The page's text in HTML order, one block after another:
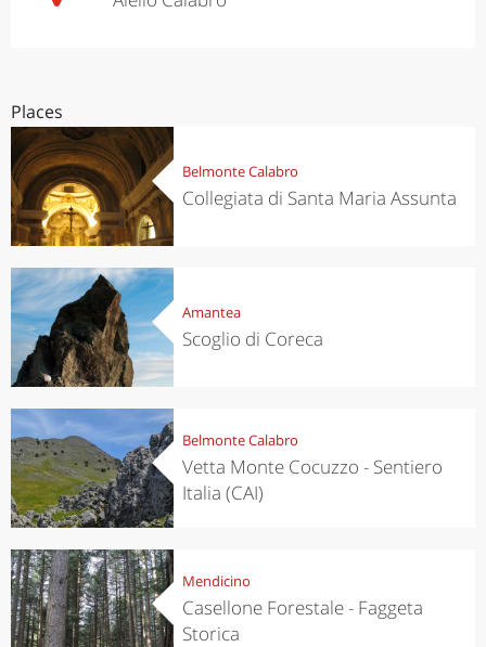
Places
Belmonte Calabro
Collegiata di Santa Maria Assunta
Amantea
Scoglio di Coreca
Belmonte Calabro
Vetta Monte Cocuzzo - Sentiero
Italia (CAI)
Mendicino
Casellone Forestale - Faggeta
Storica